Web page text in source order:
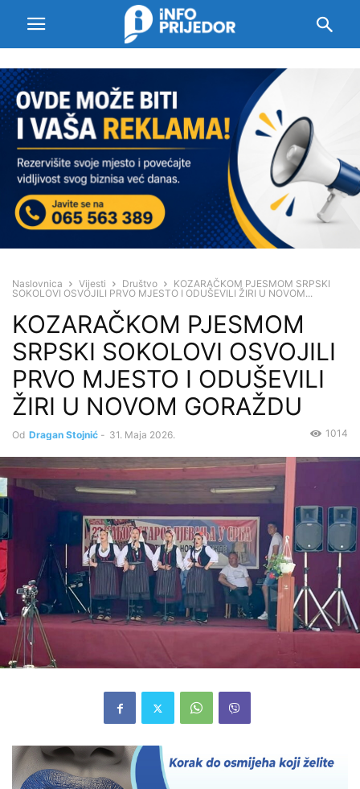
Naslovnica Vijesti Društvo
KOZARAČKOM PJESMOM SRPSKI
SOKOLOVI OSVOJILI PRVO MJESTO I ODUŠEVILI ŽIRI U NOVOM...
KOZARAČKOM PJESMOM
SRPSKI SOKOLOVI OSVOJILI
PRVO MJESTO I ODUŠEVILI
ŽIRI U NOVOM GORAŽDU
Od Dragan Stojnić - 31. Maja 2026. 1014